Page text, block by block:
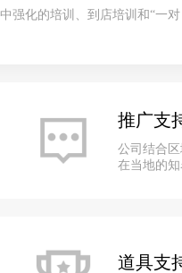
强化的培训、到店培训和“一对
推广支
公司结合
在当地的知
道具支